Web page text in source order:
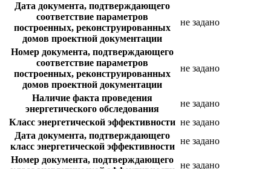
Дата документа, подтверждающего
соответствие параметров
построенных, реконструированных
домов проектной документации
не задано
Номер документа, подтверждающего
соответствие параметров
построенных, реконструированных
домов проектной документации
не задано
Наличие факта проведения
энергетического обследования
не задано
Класс энергетической эффективности не задано
Дата документа, подтверждающего
класс энергетической эффективности
не задано
Номер документа, подтверждающего
не задано